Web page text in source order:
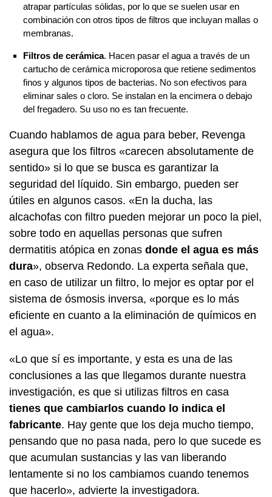
atrapar partículas sólidas, por lo que se suelen usar en
combinación con otros tipos de filtros que incluyan mallas o
membranas.
Filtros de cerámica. Hacen pasar el agua a través de un
cartucho de cerámica microporosa que retiene sedimentos
finos y algunos tipos de bacterias. No son efectivos para
eliminar sales o cloro. Se instalan en la encimera o debajo
del fregadero. Su uso no es tan frecuente.
Cuando hablamos de agua para beber, Revenga
asegura que los filtros «carecen absolutamente de
sentido» si lo que se busca es garantizar la
seguridad del líquido. Sin embargo, pueden ser
útiles en algunos casos. «En la ducha, las
alcachofas con filtro pueden mejorar un poco la piel,
sobre todo en aquellas personas que sufren
dermatitis atópica en zonas donde el agua es más
dura», observa Redondo. La experta señala que,
en caso de utilizar un filtro, lo mejor es optar por el
sistema de ósmosis inversa, «porque es lo más
eficiente en cuanto a la eliminación de químicos en
el agua».
«Lo que sí es importante, y esta es una de las
conclusiones a las que llegamos durante nuestra
investigación, es que si utilizas filtros en casa
tienes que cambiarlos cuando lo indica el
fabricante. Hay gente que los deja mucho tiempo,
pensando que no pasa nada, pero lo que sucede es
que acumulan sustancias y las van liberando
lentamente si no los cambiamos cuando tenemos
que hacerlo», advierte la investigadora.